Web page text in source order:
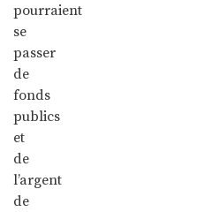
pourraient
se
passer
de
fonds
publics
et
de
l’argent
de